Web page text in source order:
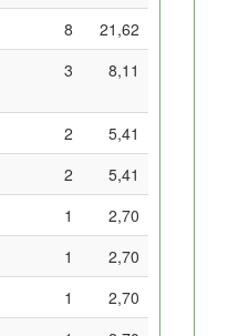
8
21,62
3 8,11
2
5,41
2
5,41
1
2,70
1
2,70
1
2,70